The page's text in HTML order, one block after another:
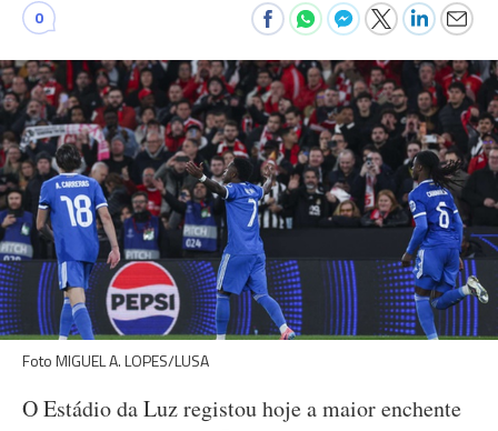
0
Foto MIGUEL A. LOPES/LUSA
O Estádio da Luz registou hoje a maior enchente